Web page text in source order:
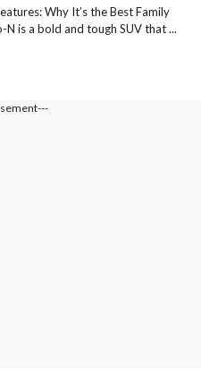
Why It’s the Best Family
is a bold and tough SUV that ...